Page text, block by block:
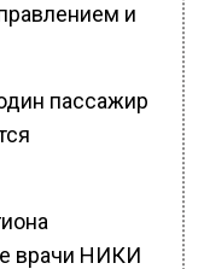
и
пассажир
врачи НИКИ